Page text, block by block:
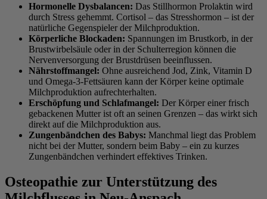
Hormonelle Dysbalancen: Das Stillhormon Prolaktin wird
durch Stress gehemmt. Cortisol – das Stresshormon – ist der
natürliche Gegenspieler der Milchproduktion.
Körperliche Blockaden: Spannungen im Brustkorb, in der
Brustwirbelsäule oder in der Schulterregion können die
Nervenversorgung der Brustdrüsen beeinflussen.
Nährstoffmangel: Ohne ausreichend Jod, Zink, Vitamin D
und Omega-3-Fettsäuren kann der Körper keine optimale
Milchproduktion aufrechterhalten.
Erschöpfung und Schlafmangel: Der Körper einer frisch
gebackenen Mutter ist oft an seinen Grenzen – das wirkt sich
direkt auf die Milchproduktion aus.
Zungenbändchen des Babys: Manchmal liegt das Problem
nicht bei der Mutter, sondern beim Baby – ein zu kurzes
Zungenbändchen verhindert effektives Trinken.
Osteopathie zur Unterstützung des